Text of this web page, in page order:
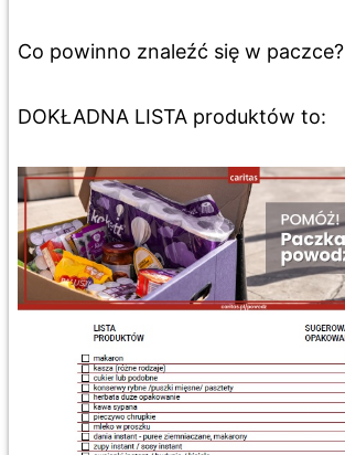
Co powinno znaleźć się w paczce?
DOKŁADNA LISTA produktów to: